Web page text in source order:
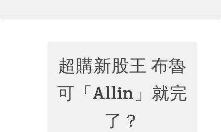
超購新股王 布魯
可「Allin」就完
了？